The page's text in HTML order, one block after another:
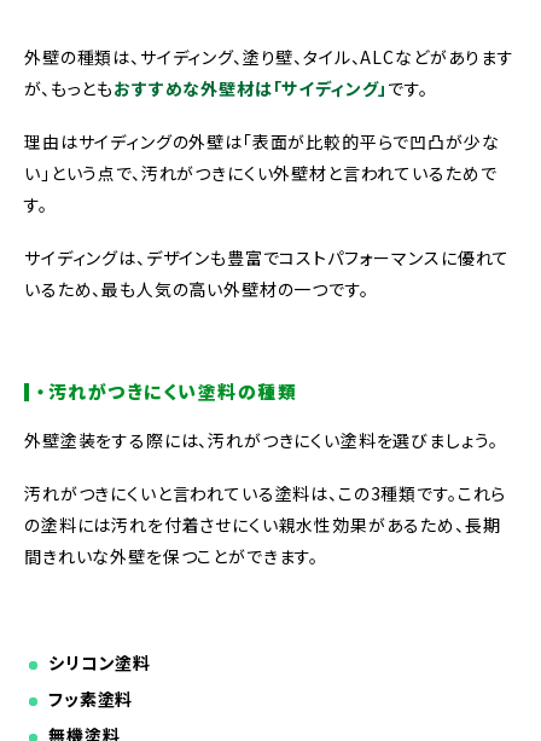
外壁の種類は、サイディング、塗り壁、タイル、ALCなどがあります
が、もっともおすすめな外壁材は「サイディング」 です。
理由はサイディングの外壁は「表面が比較的平らで凹凸が少な
い」という点で、汚れがつきにくい外壁材と言われているためで
す。
サイディングは、デザインも豊富でコストパフォーマンスに優れて
いるため、最も人気の高い外壁材の一つです。
・汚れがつきにくい塗料の種類
外壁塗装をする際には、汚れがつきにくい塗料を選びましょう。
汚れがつきにくいと言われている塗料は、この3種類です。 これら
の塗料には汚れを付着させにくい親水性効果があるため、長期
間きれいな外壁を保つことができます。
シリコン塗料
フッ素塗料
無機塗料